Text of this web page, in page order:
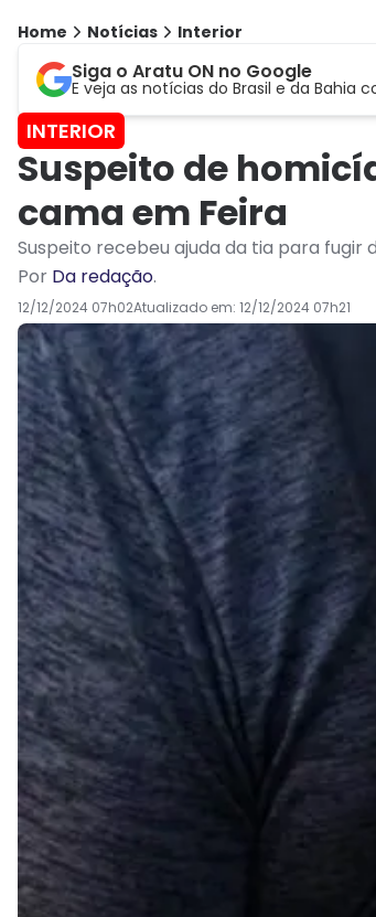
Home Notícias Interior
Siga o Aratu ON no Google
E veja as notícias do Brasil e da Bahia
INTERIOR
Suspeito de
cama em Feira
Suspeito recebeu ajuda da tia para fugir
Por Da redação.
12/12/2024 07h02Atualizado em: 12/12/2024 07h21